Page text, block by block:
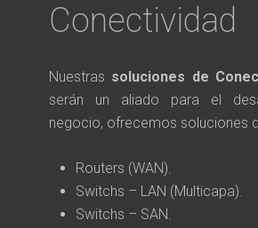
Conectividad
Nuestras soluciones de
serán un aliado para el
negocio, ofrecemos soluciones
Routers (WAN).
Switchs – LAN (Multicapa).
Switchs – SAN.